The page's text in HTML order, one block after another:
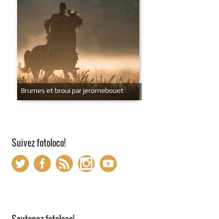
Brumes et broui par jeromebouet
Suivez fotoloco!